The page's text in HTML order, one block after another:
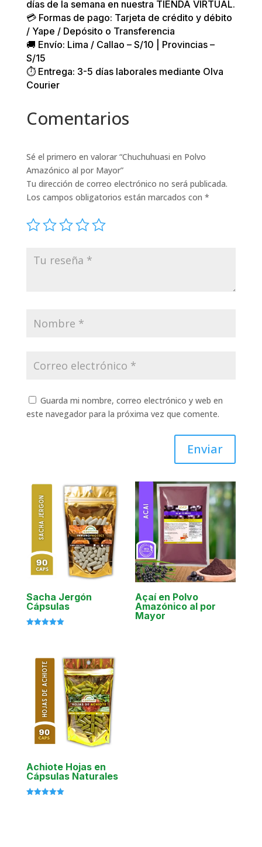
días de la semana en nuestra TIENDA VIRTUAL.
💳 Formas de pago: Tarjeta de crédito y débito
/ Yape / Depósito o Transferencia
🚚 Envío: Lima / Callao – S/10 | Provincias –
S/15
⏱️ Entrega: 3-5 días laborales mediante Olva
Courier
Comentarios
Sé el primero en valorar “Chuchuhuasi en Polvo
Amazónico al por Mayor”
Tu dirección de correo electrónico no será publicada.
Los campos obligatorios están marcados con *
Guarda mi nombre, correo electrónico y web en
este navegador para la próxima vez que comente.
Enviar
Sacha Jergón
Cápsulas
Açaí en Polvo
Amazónico al por
Mayor
Achiote Hojas en
Cápsulas Naturales